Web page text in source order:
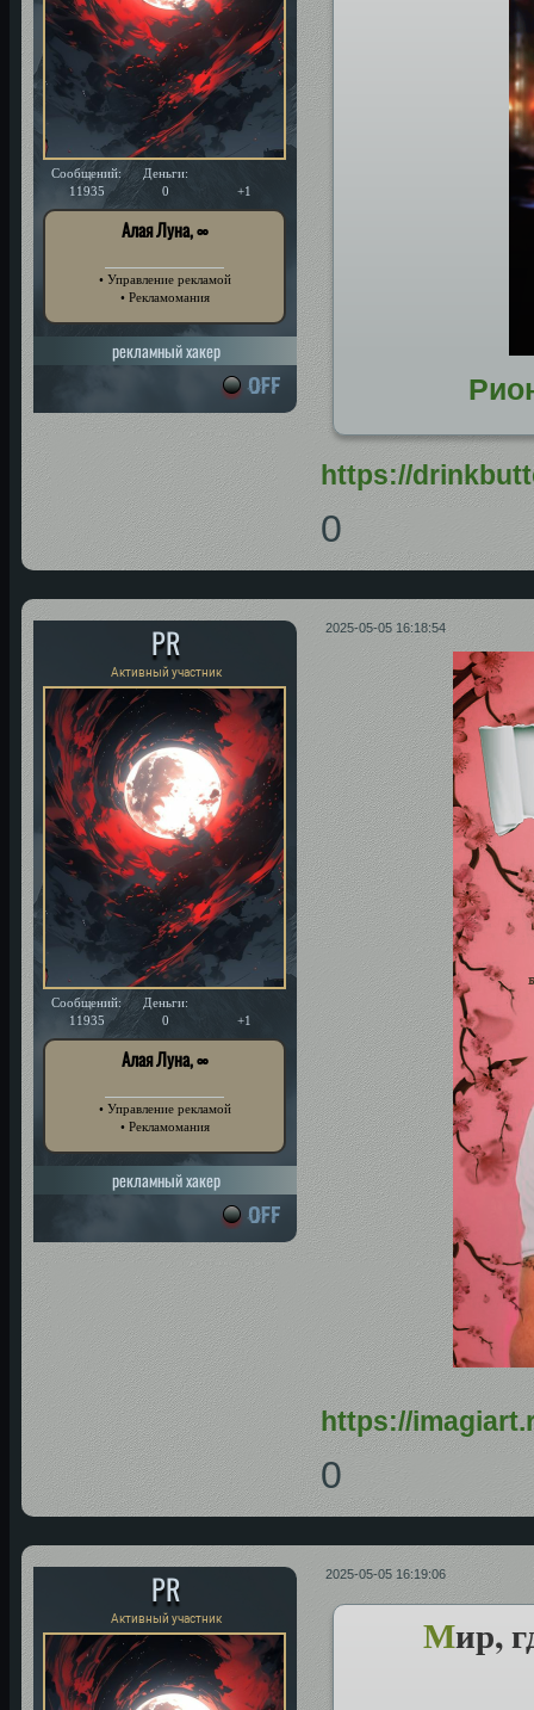
Сообщений:
11935
Деньги:
0
+1
Алая Луна, ∞
• Управление рекламой
• Рекламомания
рекламный хакер
https://
0
2025-05-05 16:18:54
PR
Активный участник
Сообщений:
11935
Деньги:
0
+1
Алая Луна, ∞
• Управление рекламой
• Рекламомания
рекламный хакер
https://
0
2025-05-05 16:19:06
PR
Активный участник Мир,